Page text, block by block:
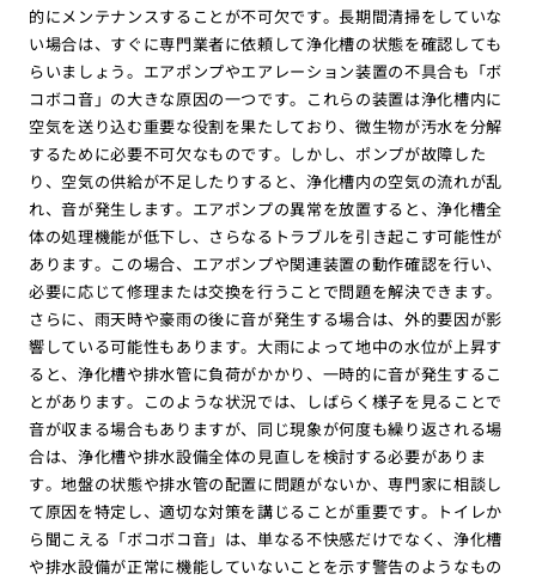
的にメンテナンスすることが不可欠です。長期間清掃をしていな
い場合は、すぐに専門業者に依頼して浄化槽の状態を確認しても
らいましょう。エアポンプやエアレーション装置の不具合も「ボ
コボコ音」の大きな原因の一つです。これらの装置は浄化槽内に
空気を送り込む重要な役割を果たしており、微生物が汚水を分解
するために必要不可欠なものです。しかし、ポンプが故障した
り、空気の供給が不足したりすると、浄化槽内の空気の流れが乱
れ、音が発生します。エアポンプの異常を放置すると、浄化槽全
体の処理機能が低下し、さらなるトラブルを引き起こす可能性が
あります。この場合、エアポンプや関連装置の動作確認を行い、
必要に応じて修理または交換を行うことで問題を解決できます。
さらに、雨天時や豪雨の後に音が発生する場合は、外的要因が影
響している可能性もあります。大雨によって地中の水位が上昇す
ると、浄化槽や排水管に負荷がかかり、一時的に音が発生するこ
とがあります。このような状況では、しばらく様子を見ることで
音が収まる場合もありますが、同じ現象が何度も繰り返される場
合は、浄化槽や排水設備全体の見直しを検討する必要がありま
す。地盤の状態や排水管の配置に問題がないか、専門家に相談し
て原因を特定し、適切な対策を講じることが重要です。トイレか
ら聞こえる「ボコボコ音」は、単なる不快感だけでなく、浄化槽
や排水設備が正常に機能していないことを示す警告のようなもの